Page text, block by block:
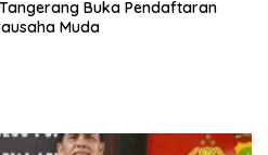
Buka Pendaftaran
Muda